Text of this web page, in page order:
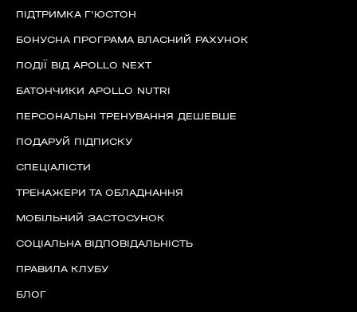
ПІДТРИМКА Г'ЮСТОН
БОНУСНА ПРОГРАМА ВЛАСНИЙ РАХУНОК
ПОДІЇ ВІД APOLLO NEXT
БАТОНЧИКИ APOLLO NUTRI
ПЕРСОНАЛЬНІ ТРЕНУВАННЯ ДЕШЕВШЕ
ПОДАРУЙ ПІДПИСКУ
СПЕЦІАЛІСТИ
ТРЕНАЖЕРИ ТА ОБЛАДНАННЯ
МОБІЛЬНИЙ ЗАСТОСУНОК
СОЦІАЛЬНА ВІДПОВІДАЛЬНІСТЬ
ПРАВИЛА КЛУБУ
БЛОГ